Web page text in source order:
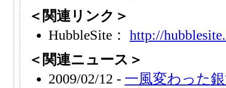
＜関連リンク＞
HubbleSite： http://
＜関連ニュース＞
2009/02/12 - 一風変わった